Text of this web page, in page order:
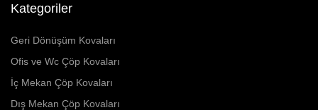
Kategoriler
Geri Dönüşüm Kovaları
Ofis ve Wc Çöp Kovaları
İç Mekan Çöp Kovaları
Dış Mekan Çöp Kovaları